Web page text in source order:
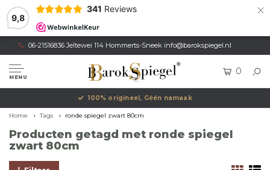
9,8
341 Reviews ×
06-21516836 Jeltewei 114 Hommerts-Sneek info@barokspiegel.nl
MENU
0
100% origineel, Géén namaak
Home Tags ronde spiegel zwart 80cm
Producten getagd met ronde spiegel
zwart 80cm